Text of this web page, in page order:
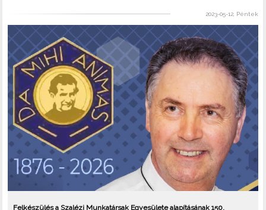
2023-05-12, Péntek
Felkészülés a Szalézi Munkatársak Egyesülete alapításának 150.